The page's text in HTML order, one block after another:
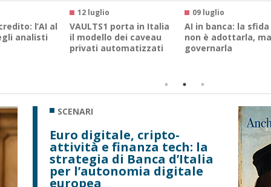
l’AI al
analisti
12 luglio
VAULTS1 porta in Italia
il modello dei caveau
privati automatizzati
09 luglio
AI in banca: la sfida
non è adottarla, ma
governarla
SCENARI
Euro digitale, cripto-
attività e finanza tech: la
strategia di Banca d’Italia
per l’autonomia digitale
europea